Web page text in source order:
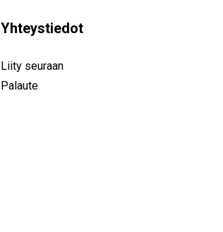
Yhteystiedot
Liity seuraan
Palaute